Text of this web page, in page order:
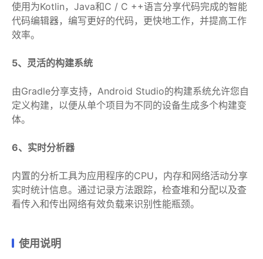
使用为Kotlin，Java和C / C ++语言分享代码完成的智能
代码编辑器，编写更好的代码，更快地工作，并提高工作
效率。
5、灵活的构建系统
由Gradle分享支持，Android Studio的构建系统允许您自
定义构建，以便从单个项目为不同的设备生成多个构建变
体。
6、实时分析器
内置的分析工具为应用程序的CPU，内存和网络活动分享
实时统计信息。通过记录方法跟踪，检查堆和分配以及查
看传入和传出网络有效负载来识别性能瓶颈。
使用说明